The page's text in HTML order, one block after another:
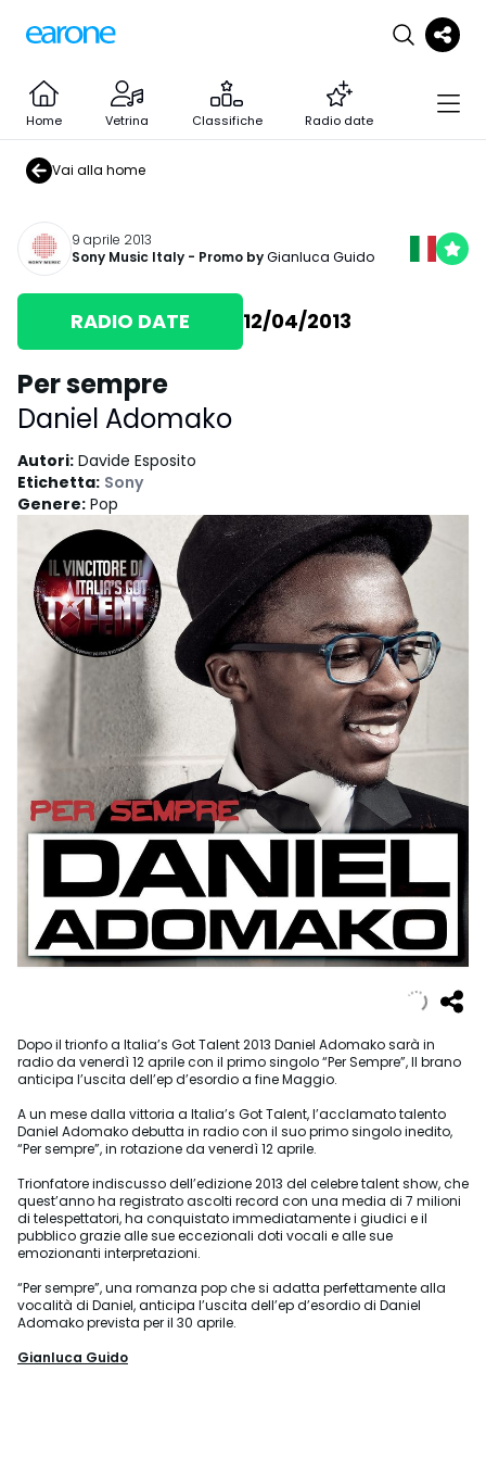
Home Vetrina Classifiche Radio date
Vai alla home
9 aprile 2013
Sony Music Italy - Promo byGianluca Guido
RADIO DATE 12/04/2013
Per sempre
Daniel Adomako
Autori: Davide Esposito
Etichetta: Sony
Genere: Pop
Dopo il trionfo a Italia’s Got Talent 2013 Daniel Adomako sarà in
radio da venerdì 12 aprile con il primo singolo “Per Sempre”, Il brano
anticipa l’uscita dell’ep d’esordio a fine Maggio.
A un mese dalla vittoria a Italia’s Got Talent, l’acclamato talento
Daniel Adomako debutta in radio con il suo primo singolo inedito,
“Per sempre”, in rotazione da venerdì 12 aprile.
Trionfatore indiscusso dell’edizione 2013 del celebre talent show, che
quest’anno ha registrato ascolti record con una media di 7 milioni
di telespettatori, ha conquistato immediatamente i giudici e il
pubblico grazie alle sue eccezionali doti vocali e alle sue
emozionanti interpretazioni.
“Per sempre”, una romanza pop che si adatta perfettamente alla
vocalità di Daniel, anticipa l’uscita dell’ep d’esordio di Daniel
Adomako prevista per il 30 aprile.
Gianluca Guido